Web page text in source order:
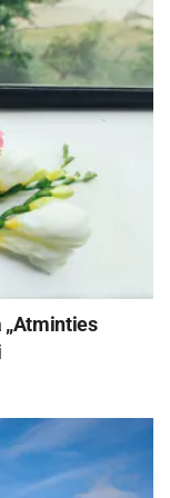
uždarys sudėtingas
aukštyje ir piknikas
Algimantas
Lapinskaitė dar šią
progines
ant medžio
sniego senį,
į kurį Vilimų
„Atminties